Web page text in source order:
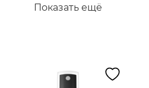
Показать ещё